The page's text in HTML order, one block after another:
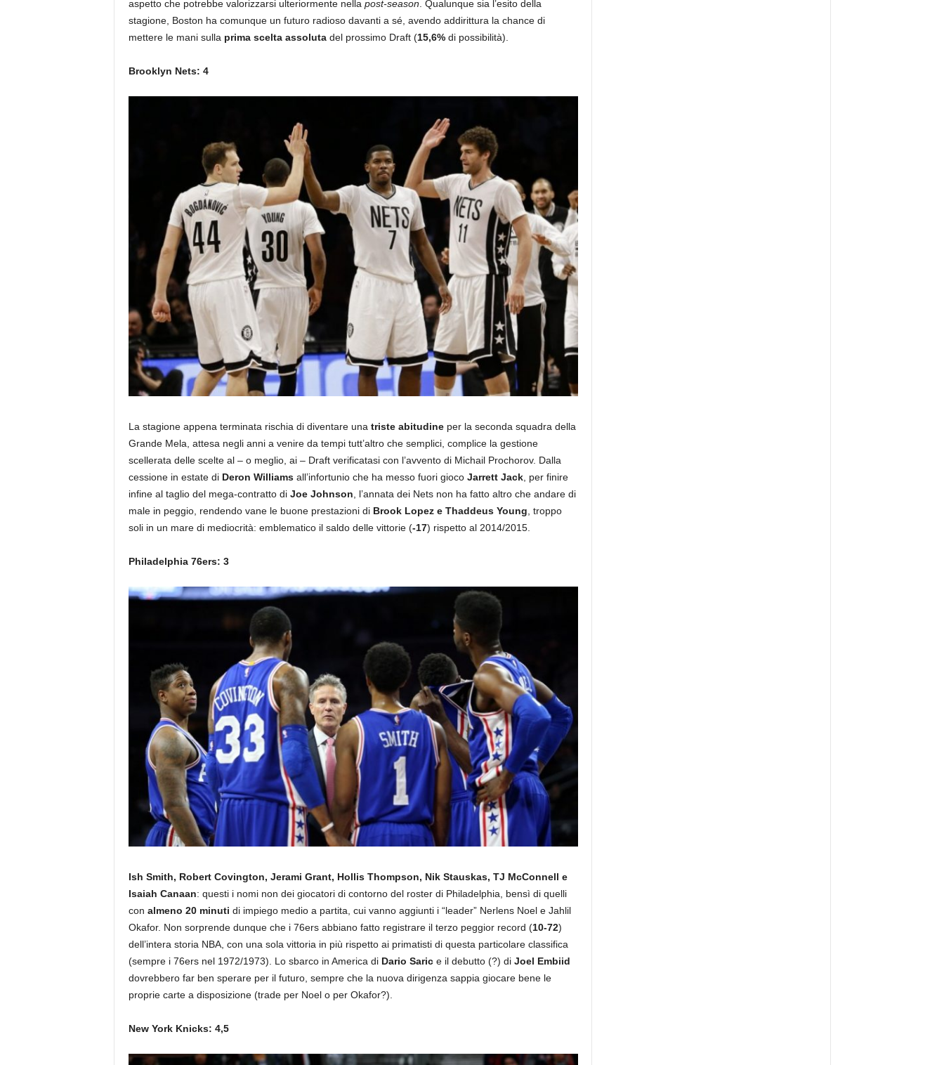
aspetto che potrebbe valorizzarsi ulteriormente nella post-season. Qualunque sia l’esito della
stagione, Boston ha comunque un futuro radioso davanti a sé, avendo addirittura la chance di
mettere le mani sulla prima scelta assolutadel prossimo Draft (15,6%di possibilità).
Brooklyn Nets: 4
La stagione appena terminata rischia di diventare una triste abitudineper la seconda squadra della
Grande Mela, attesa negli anni a venire da tempi tutt’altro che semplici, complice la gestione
scellerata delle scelte al – o meglio, ai – Draft verificatasi con l’avvento di Michail Prochorov. Dalla
cessione in estate di Deron Williamsall’infortunio che ha messo fuori gioco Jarrett Jack, per finire
infine al taglio del mega-contratto di Joe Johnson , l’annata dei Nets non ha fatto altro che andare di
male in peggio, rendendo vane le buone prestazioni di Brook Lopez e Thaddeus Young , troppo
soli in un mare di mediocrità: emblematico il saldo delle vittorie (-17) rispetto al 2014/2015.
Philadelphia 76ers: 3
Ish Smith, Robert Covington, Jerami Grant, Hollis Thompson, Nik Stauskas, TJ McConnell e
Isaiah Canaan: questi i nomi non dei giocatori di contorno del roster di Philadelphia, bensì di quelli
con almeno 20 minuti di impiego medio a partita, cui vanno aggiunti i “leader” Nerlens Noel e Jahlil
Okafor. Non sorprende dunque che i 76ers abbiano fatto registrare il terzo peggior record (10-72)
dell’intera storia NBA, con una sola vittoria in più rispetto ai primatisti di questa particolare classifica
(sempre i 76ers nel 1972/1973). Lo sbarco in America di Dario Sarice il debutto (?) di Joel Embiid
dovrebbero far ben sperare per il futuro, sempre che la nuova dirigenza sappia giocare bene le
proprie carte a disposizione (trade per Noel o per Okafor?).
New York Knicks: 4,5